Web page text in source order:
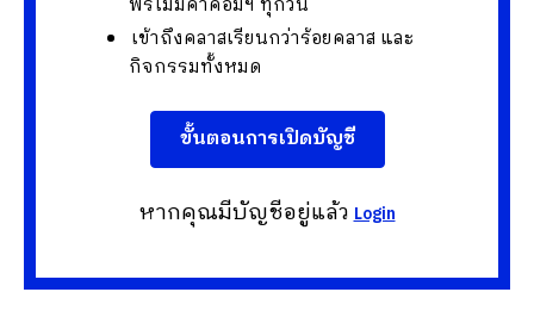
เข้าถึงคลาสเรียนกว่าร้อยคลาส และ
กิจกรรมทั้งหมด
ขั้นตอนการเปิดบัญชี
หากคุณมีบัญชีอยู่แล้วLogin